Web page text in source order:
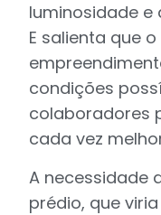
luminosidade e
E salienta que
condições
colaboradores
cada vez
A necessidade
prédio, que